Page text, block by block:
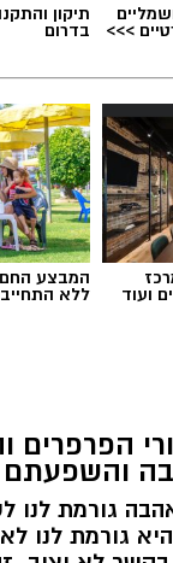
>>>
תיקון
בדרום
ועוד
המבצע החם
ללא
הפרפרים
גורמת לנו
גורמת לנו